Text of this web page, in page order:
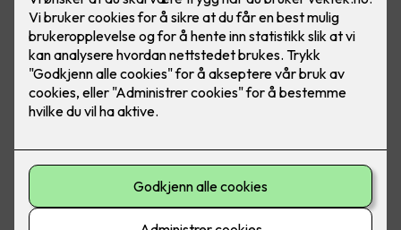
Ved å installere varmekabler får du en jevn og behagelig
varme som spres over hele gulvflaten, perfekt for
vinterkvelder i vårt over gjennomsnittet kalde land.